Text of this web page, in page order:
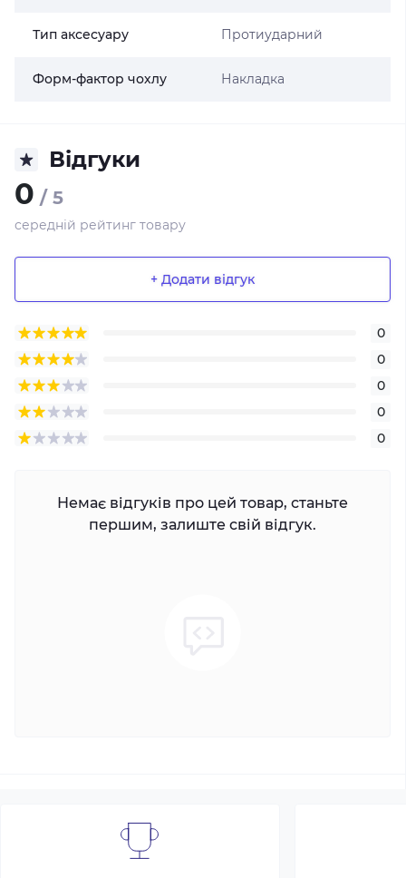
Тип аксесуару Протиударний
Форм-фактор чохлу Накладка
Відгуки
0 / 5
середній рейтинг товару
+ Додати відгук
0
0
0
0
0
Немає відгуків про цей товар, станьте
першим, залиште свій відгук.